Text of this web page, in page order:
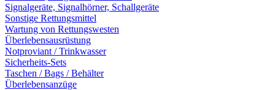
Signalgeräte, Signalhörner, Schallgeräte
Sonstige Rettungsmittel
Wartung von Rettungswesten
Überlebensausrüstung
Notproviant / Trinkwasser
Sicherheits-Sets
Taschen / Bags / Behälter
Überlebensanzüge